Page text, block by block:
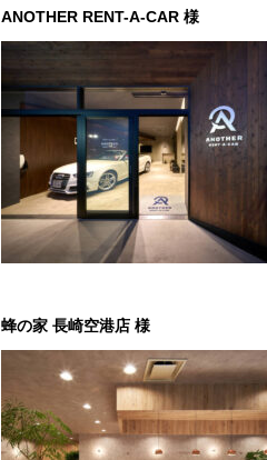
ANOTHER RENT-A-CAR 様
蜂の家 長崎空港店 様